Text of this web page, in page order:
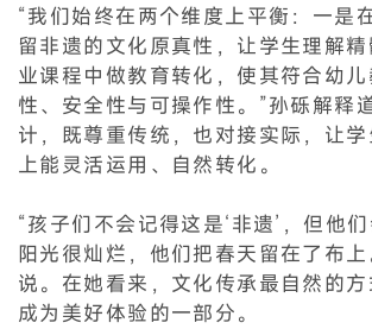
“我们始终在两个维度上平衡：一是
留非遗的文化原真性，让学生理解
业课程中做教育转化，使其符合幼
性、安全性与可操作性。”孙砾解释
计，既尊重传统，也对接实际，让
上能灵活运用、自然转化。
“孩子们不会记得这是‘非遗’，但他
阳光很灿烂，他们把春天留在了布
说。在她看来，文化传承最自然的
成为美好体验的一部分。